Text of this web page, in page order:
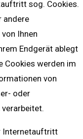
sog. Cookies.
andere
Ihnen
Endgerät ablegt
Cookies werden im
von
oder
Internetauftritt